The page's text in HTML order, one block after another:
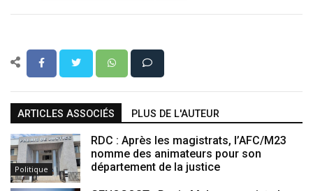
ARTICLES ASSOCIÉS PLUS DE L'AUTEUR
Politique
RDC : Après les magistrats, l’AFC/M23
nomme des animateurs pour son
département de la justice